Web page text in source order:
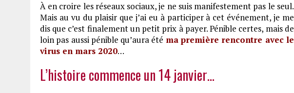
À en croire les réseaux sociaux, je ne suis manifestement pas le seul.
Mais au vu du plaisir que j’ai eu à participer à cet événement, je me
dis que c’est finalement un petit prix à payer. Pénible certes, mais de
loin pas aussi pénible qu’aura été ma première rencontre avec le
virus en mars 2020…
L’histoire commence un 14 janvier…